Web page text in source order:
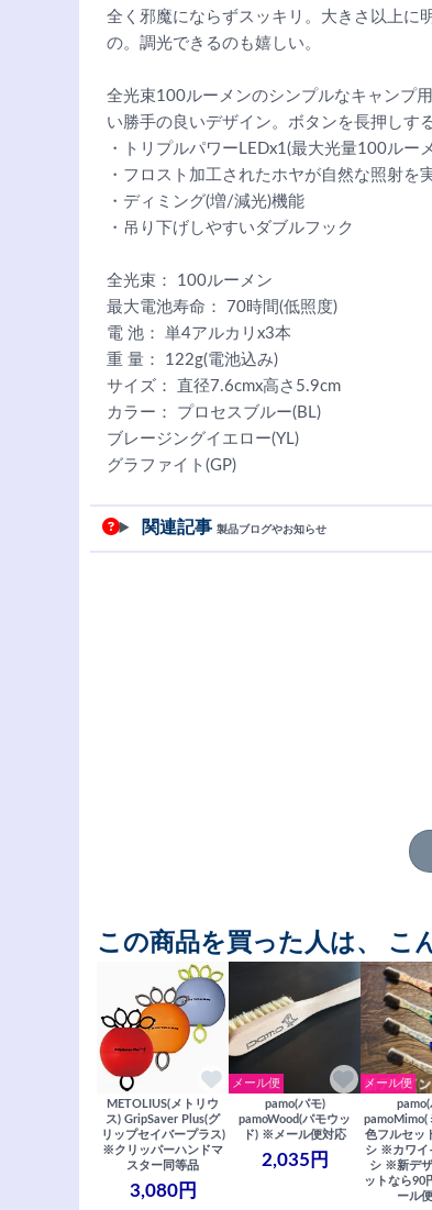
全く邪魔にならずスッキリ。大きさ以上に
の。調光できるのも嬉しい。
全光束100ルーメンのシンプルなキャンプ
い勝手の良いデザイン。ボタンを長押しす
・トリプルパワーLEDx1(最大光量100ルー
・フロスト加工されたホヤが自然な照射を
・ディミング(増/減光)機能
・吊り下げしやすいダブルフック
全光束： 100ルーメン
最大電池寿命： 70時間(低照度)
電 池： 単4アルカリx3本
重 量： 122g(電池込み)
サイズ： 直径7.6cmx高さ5.9cm
カラー： プロセスブルー(BL)
ブレージングイエロー(YL)
グラファイト(GP)
関連記事 製品ブログやお知らせ
この商品を買った人は、 こ
METOLIUS(メトリウ
ス) GripSaver Plus(グ
リップセイバープラス)
※クリッパーハンドマ
スター同等品
3,080円
メール便
pamo(パモ)
pamoWood(パモウッ
ド) ※メール便対応
2,035円
メール便
pamo(
pamoMimo(
色フルセッ
シ ※カワイ
シ ※新デ
ットなら90
ール